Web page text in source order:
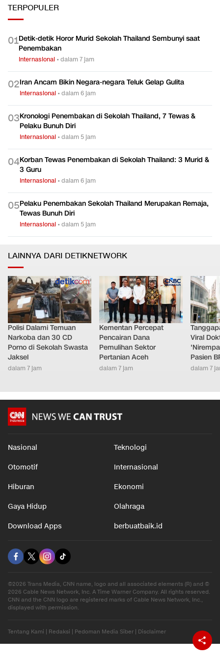
TERPOPULER
01Detik-detik Horor Murid Sekolah Thailand Sembunyi saat
Penembakan
Internasional •dalam 7 jam
02Iran Ancam Bikin Negara-negara Teluk Gelap Gulita
Internasional •dalam 6 jam
03Kronologi Penembakan di Sekolah Thailand, 7 Tewas &
Pelaku Bunuh Diri
Internasional •dalam 5 jam
04Korban Tewas Penembakan di Sekolah Thailand: 3 Murid &
3 Guru
Internasional •dalam 6 jam
05Pelaku Penembakan Sekolah Thailand Merupakan Remaja,
Tewas Bunuh Diri
Internasional •dalam 5 jam
LAINNYA DARI DETIKNETWORK
Polisi Dalami Temuan
Narkoba dan 30 CD
Porno di Sekolah Swasta
Jaksel
dalam 7 jam
Kementan Percepat
Pencairan Dana
Pemulihan Sektor
Pertanian Aceh
dalam 7 jam
Viral
Pasien
dalam 7
Nasional Teknologi
Otomotif Internasional
Hiburan Ekonomi
Gaya Hidup Olahraga
Download Apps berbuatbaik.id
©2026 Trans Media, CNN name, logo and all associated elements (R) and ©
2026 Cable News Network, Inc. A Time Warner Company. All rights reserved.
CNN and the CNN logo are registered marks of Cable News Network, Inc.,
displayed with permission.
Tentang Kami | Redaksi | Pedoman Media Siber | Disclaimer